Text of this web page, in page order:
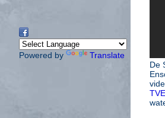
Powered by Translate
De